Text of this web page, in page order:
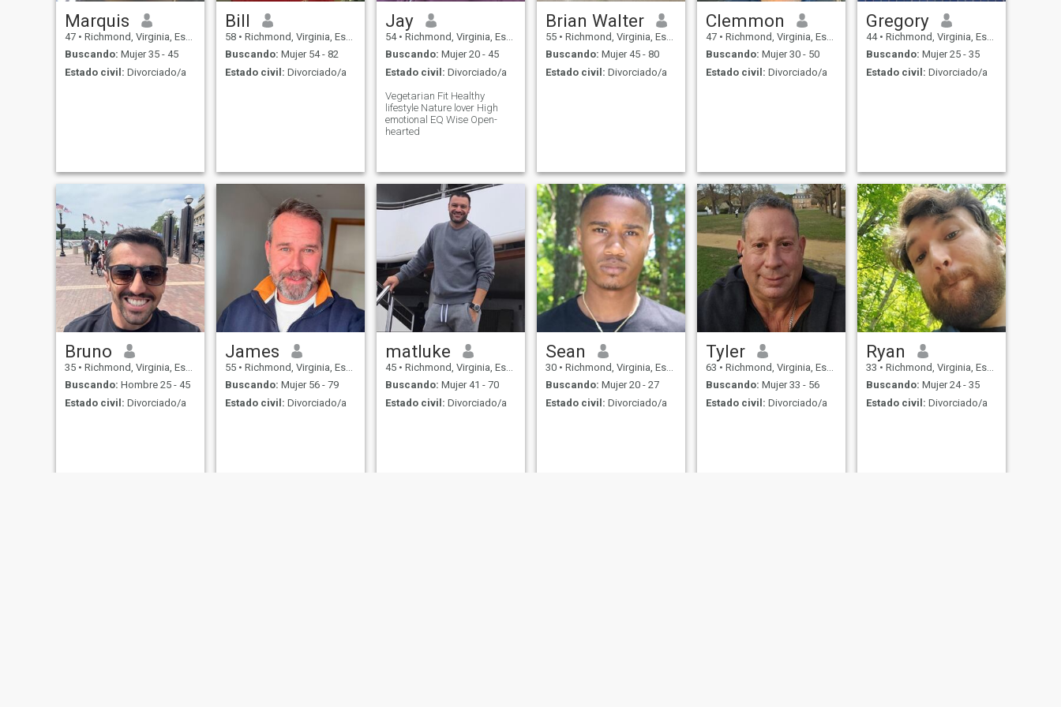
ALGUNA HABILIDAD EN EL
IDIOMA INGLÉS...
Marquis
47 • Richmond, Virginia, Estados Unidos
Buscando: Mujer 35 - 45
Estado civil: Divorciado/a
Bill
58 • Richmond, Virginia, Estados Unidos
Buscando: Mujer 54 - 82
Estado civil: Divorciado/a
Jay
54 • Richmond, Virginia, Estados Unidos
Buscando: Mujer 20 - 45
Estado civil: Divorciado/a
Vegetarian Fit Healthy
lifestyle Nature lover High
emotional EQ Wise Open-
hearted
Brian Walter
55 • Richmond, Virginia, Estados Unidos
Buscando: Mujer 45 - 80
Estado civil: Divorciado/a
Clemmon
47 • Richmond, Virginia, Estados Unidos
Buscando: Mujer 30 - 50
Estado civil: Divorciado/a
Gregory
44 • Richmond, Virginia, Estados Unidos
Buscando: Mujer 25 - 35
Estado civil: Divorciado/a
Bruno
35 • Richmond, Virginia, Estados Unidos
Buscando: Hombre 25 - 45
Estado civil: Divorciado/a
James
55 • Richmond, Virginia, Estados Unidos
Buscando: Mujer 56 - 79
Estado civil: Divorciado/a
matluke
45 • Richmond, Virginia, Estados Unidos
Buscando: Mujer 41 - 70
Estado civil: Divorciado/a
Sean
30 • Richmond, Virginia, Estados Unidos
Buscando: Mujer 20 - 27
Estado civil: Divorciado/a
Tyler
63 • Richmond, Virginia, Estados Unidos
Buscando: Mujer 33 - 56
Estado civil: Divorciado/a
Ryan
33 • Richmond, Virginia, Estados Unidos
Buscando: Mujer 24 - 35
Estado civil: Divorciado/a